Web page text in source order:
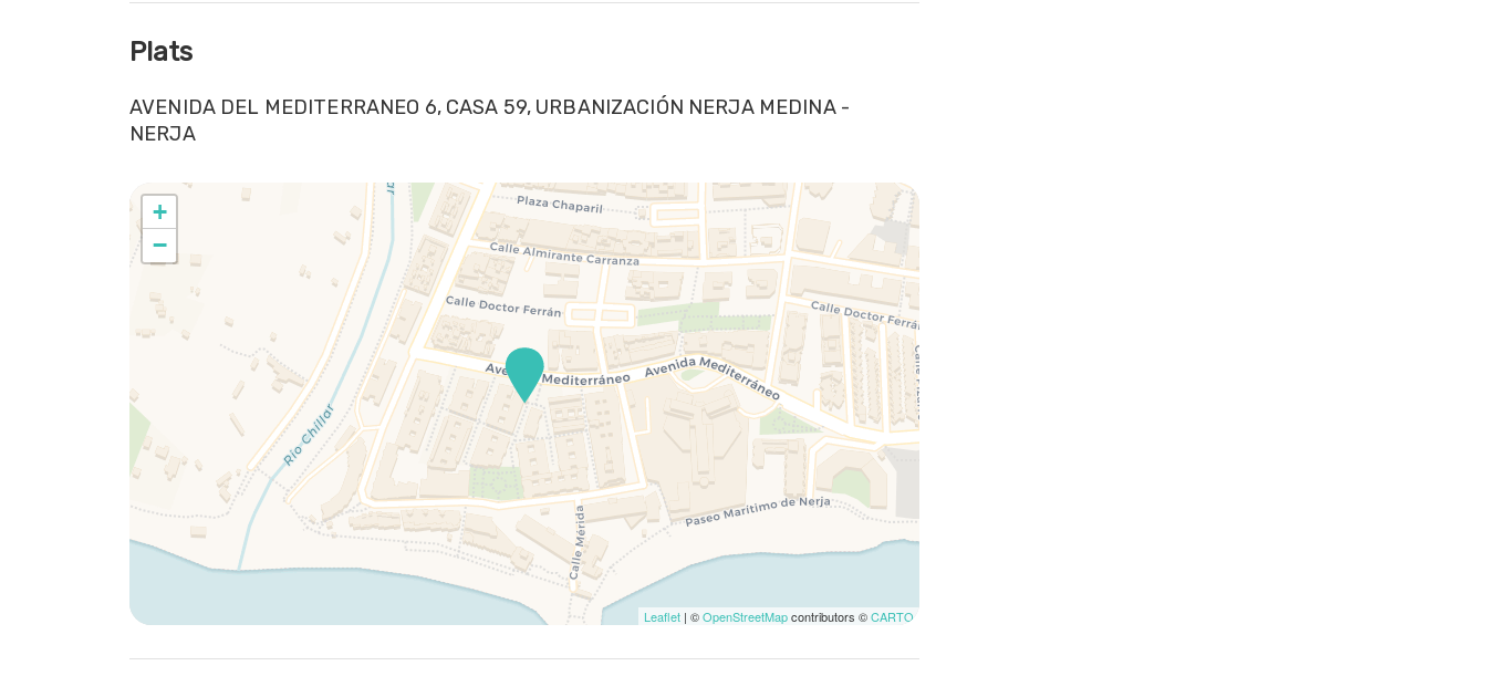
Plats
AVENIDA DEL MEDITERRANEO 6, CASA 59, URBANIZACIÓN NERJA MEDINA -
NERJA
+
−
Leaflet | ©OpenStreetMapcontributors ©CARTO